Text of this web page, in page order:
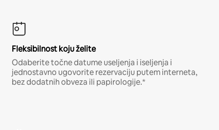
Fleksibilnost koju želite
Odaberite točne datume useljenja i iseljenja i
jednostavno ugovorite rezervaciju putem interneta,
bez dodatnih obveza ili papirologije.*